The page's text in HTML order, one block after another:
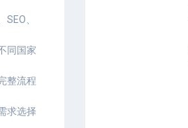
、
同国家
整流程
求选择